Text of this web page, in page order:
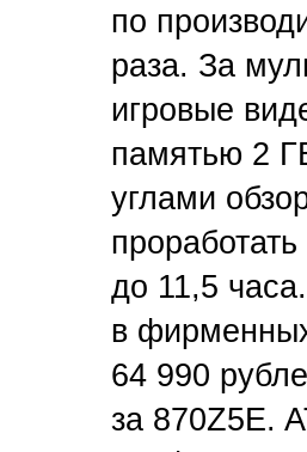
по
раза. За
игровые
памятью 2
углами
до 11,5
в
64 990
за 870Z5E.